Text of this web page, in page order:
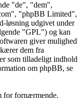
"de", "dem",
"phpBB Limited",
løsning udgivet under
"GPL") og kan
giver mulighed
dem fra
som tilladeligt indhold
om phpBB, se
for fornærmende,